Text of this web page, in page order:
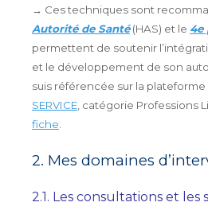
→ Ces techniques sont
Autorité de Santé(HAS) et le 4e
permettent de soutenir
et le développement de son
suis référencée sur la plateforme
SERVICE , catégorie Professions
fiche
2. Mes domaines
2.1. Les consultations et les